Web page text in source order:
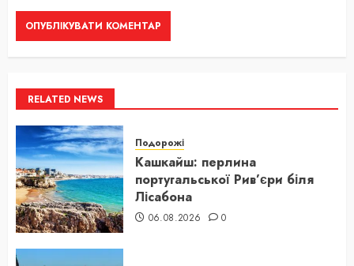
RELATED NEWS
Подорожі
Кашкайш: перлина
португальської Рив’єри біля
Лісабона
06.08.2026 0